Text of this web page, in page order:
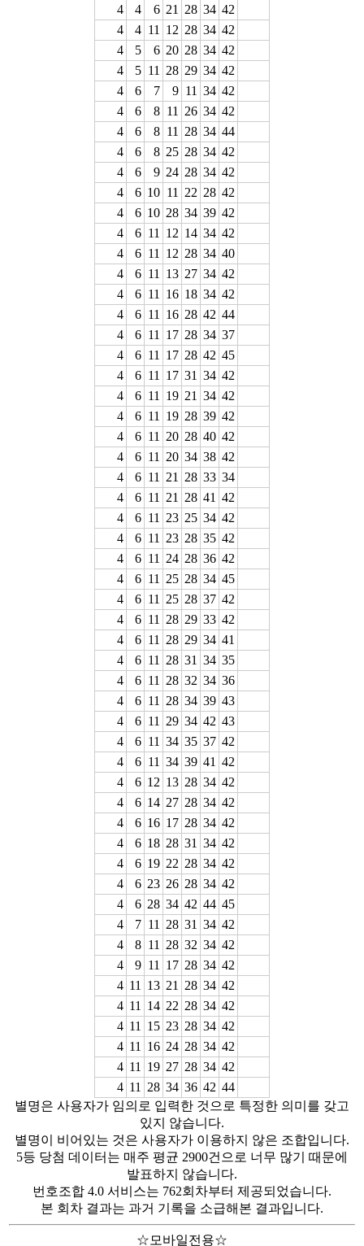
4 4 6 21 28 34 42
4
4 11 12 28 34 42
4
5 6 20 28 34 42
4
5 11 28 29 34 42
4
6 7 9 11 34 42
4
6 8 11 26 34 42
4
6 8 11 28 34 44
4
6 8 25 28 34 42
4
6 9 24 28 34 42
4
6 10 11 22 28 42
4
6 10 28 34 39 42
4
6 11 12 14 34 42
4
6 11 12 28 34 40
4
6 11 13 27 34 42
4
6 11 16 18 34 42
4
6 11 16 28 42 44
4
6 11 17 28 34 37
4
6 11 17 28 42 45
4
6 11 17 31 34 42
4
6 11 19 21 34 42
4
6 11 19 28 39 42
4
6 11 20 28 40 42
4
6 11 20 34 38 42
4
6 11 21 28 33 34
4
6 11 21 28 41 42
4
6 11 23 25 34 42
4
6 11 23 28 35 42
4
6 11 24 28 36 42
4
6 11 25 28 34 45
4
6 11 25 28 37 42
4
6 11 28 29 33 42
4
6 11 28 29 34 41
4
6 11 28 31 34 35
4
6 11 28 32 34 36
4
6 11 28 34 39 43
4
6 11 29 34 42 43
4
6 11 34 35 37 42
4
6 11 34 39 41 42
4
6 12 13 28 34 42
4
6 14 27 28 34 42
4
6 16 17 28 34 42
4
6 18 28 31 34 42
4
6 19 22 28 34 42
4
6 23 26 28 34 42
4
6 28 34 42 44 45
4
7 11 28 31 34 42
4
8 11 28 32 34 42
4
9 11 17 28 34 42
4 11 13 21 28 34 42
4 11 14 22 28 34 42
4 11 15 23 28 34 42
4 11 16 24 28 34 42
4 11 19 27 28 34 42
4 11 28 34 36 42 44
별명은 사용자가 임의로 입력한 것으로 특정한 의미를 갖고
있지 않습니다.
별명이 비어있는 것은 사용자가 이용하지 않은 조합입니다.
5등 당첨 데이터는 매주 평균 2900건으로 너무 많기 때문에
발표하지 않습니다.
번호조합 4.0 서비스는 762회차부터 제공되었습니다.
본 회차 결과는 과거 기록을 소급해본 결과입니다.
☆모바일전용☆